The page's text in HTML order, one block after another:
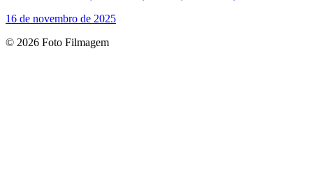
16 de novembro de 2025
© 2026 Foto Filmagem